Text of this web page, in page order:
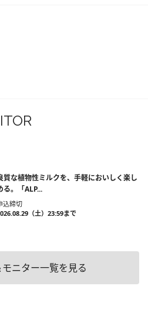
質な植物性ミルクを、手軽においしく楽し
る。「ALP...
込締切
（土）23:59まで
ニター一覧を見る